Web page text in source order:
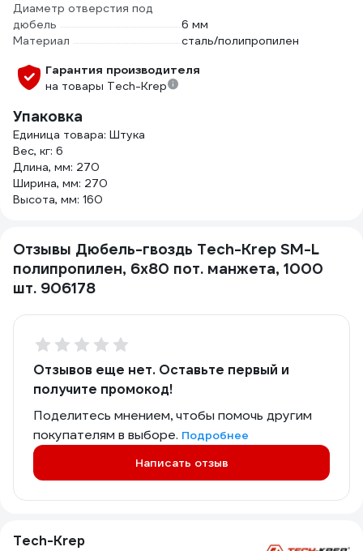
Диаметр отверстия под
дюбель
6 мм
Материал
сталь/полипропилен
Гарантия производителя
на товары Tech-Krep
Упаковка
Единица товара: Штука
Вес, кг: 6
Длина, мм: 270
Ширина, мм: 270
Высота, мм: 160
Отзывы Дюбель-гвоздь Tech-Krep SM-L
полипропилен, 6x80 пот. манжета, 1000
шт. 906178
Отзывов еще нет. Оставьте первый и
получите промокод!
Поделитесь мнением, чтобы помочь другим
покупателям в выборе. Подробнее
Написать отзыв
Tech-Krep